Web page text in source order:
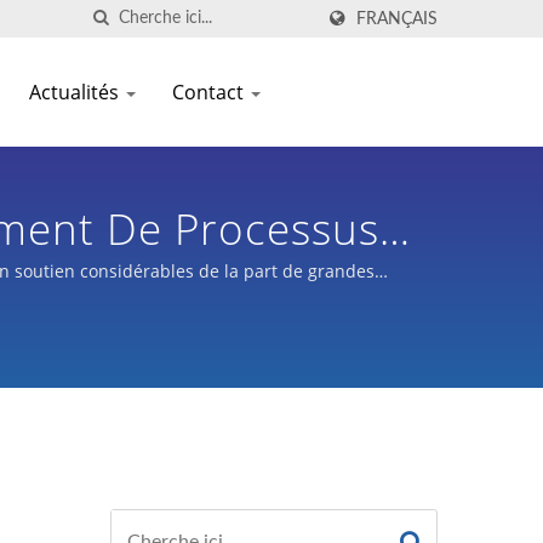
FRANÇAIS
Actualités Contact
De Processus
Tung
soutien considérables de la part de grandes
des circuits imprimés, de l'imagerie médicale